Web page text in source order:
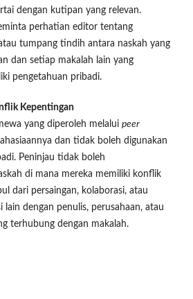
dengan kutipan yang relevan.
perhatian editor tentang
tumpang tindih antara naskah yang
dan setiap makalah lain yang
pengetahuan pribadi.
Kepentingan
yang diperoleh melalui peer
dan tidak boleh digunakan
Peninjau tidak boleh
di mana mereka memiliki konflik
dari persaingan, kolaborasi, atau
lain dengan penulis, perusahaan, atau
terhubung dengan makalah.